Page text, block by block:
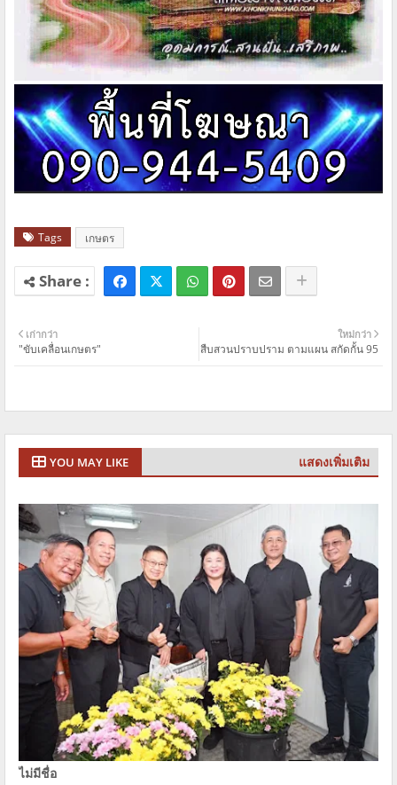
Tags เกษตร
ใหม่กว่า
สืบสวนปราบปราม ตามแผน สกัดกั้น 95
เก่ากว่า
"ขับเคลื่อนเกษตร"
YOU MAY LIKE แสดงเพิ่มเติม
ไม่มีชื่อ